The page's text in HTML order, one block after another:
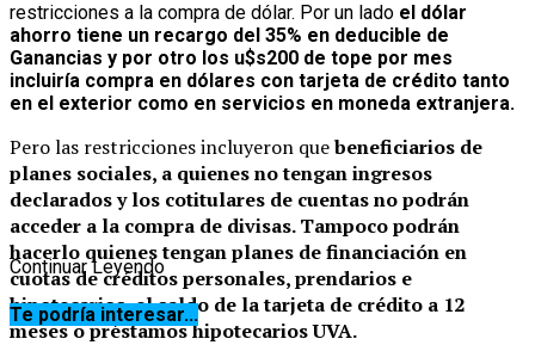
restricciones a la compra de dólar. Por un lado el dólar
ahorro tiene un recargo del 35% en deducible de
Ganancias y por otro los u$s200 de tope por mes
incluiría compra en dólares con tarjeta de crédito tanto
en el exterior como en servicios en moneda extranjera.
Pero las restricciones incluyeron quebeneficiarios de
planes sociales, a quienes no tengan ingresos
declarados y los cotitulares de cuentas no podrán
acceder a la compra de divisas. Tampoco podrán
hacerlo quienes tengan planes de financiación en
cuotas de créditos personales, prendarios e
hipotecarios, el saldo de la tarjeta de crédito a 12
meses o préstamos hipotecarios UVA.
Continuar Leyendo
Te podría interesar...